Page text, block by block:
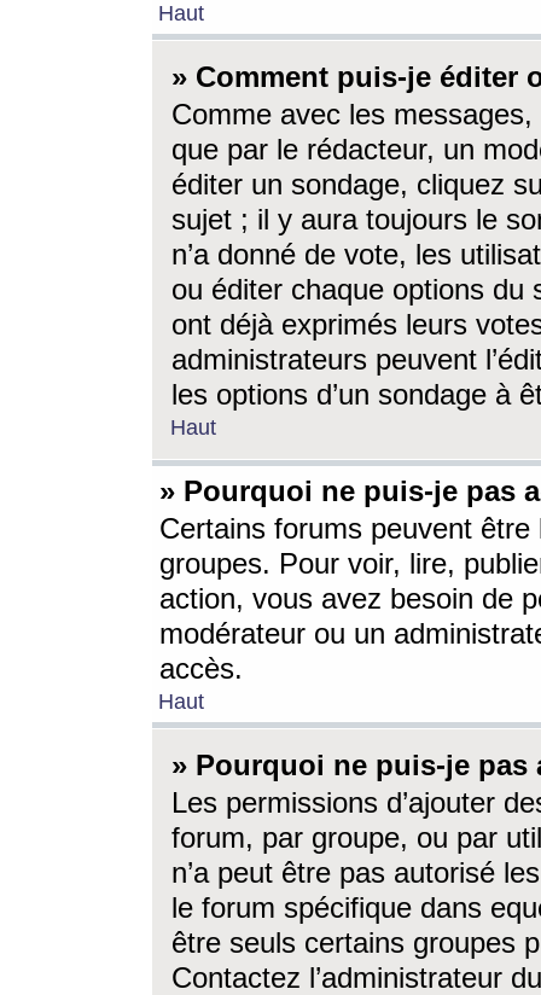
Haut
» Comment puis-je éditer
Comme avec les
que par le rédacteur, un
éditer un sondage, cliquez
sujet ; il y aura toujours le
n’a donné de vote, les
ou éditer chaque options du
ont déjà exprimés leurs
administrateurs peuvent
les options d’un sondage à
Haut
» Pourquoi ne puis-je pas
Certains forums peuvent être
groupes. Pour voir, lire,
action, vous avez besoin de
modérateur ou un
accès.
Haut
» Pourquoi ne puis-je
Les permissions d’ajouter
forum, par groupe, ou par
n’a peut être pas autorisé
le forum spécifique dans
être seuls certains groupes
Contactez l’administrateur